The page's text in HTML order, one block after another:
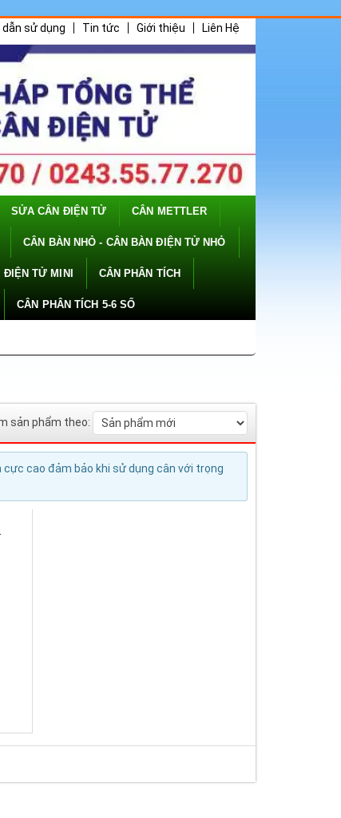
sử dụng Tin tức Giới thiệu Liên Hệ
SỬA CÂN ĐIỆN TỬ CÂN METTLER
CÂN BÀN NHỎ - CÂN BÀN ĐIỆN TỬ NHỎ
ĐIỆN TỬ MINI CÂN PHÂN TÍCH
CÂN PHÂN TÍCH 5-6 SỐ
sản phẩm theo:
cao đảm bảo khi sử dụng cân với trọng